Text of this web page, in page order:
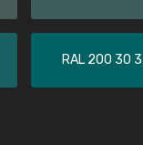
RAL 200 30